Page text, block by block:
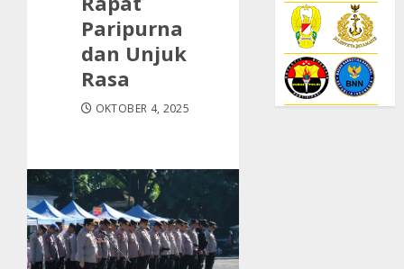
Paripurna
dan Unjuk
Rasa
OKTOBER 4, 2025